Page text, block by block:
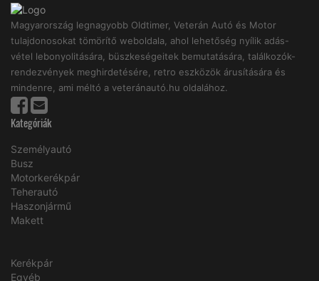
Magyarország legnagyobb Oldtimer, Veterán Autó és Motor
tulajdonosokat tömörítő weboldala, ahol lehetőség nyílik adás-
vétel lebonyolitására, büszkeségeitek bemutatására, találkozók-
rendezvények meghirdetésére, retro eszközök árusítására és
mindenre, ami méltó a veteránautó.hu oldalához.
Kategóriák
Személyautó
Busz
Motorkerékpár
Teherautó
Haszonjármű
Makett
Kerékpár
Egyéb